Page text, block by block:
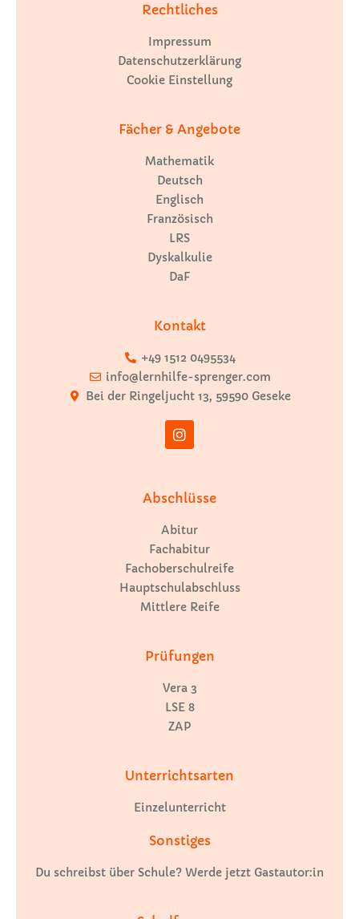
Rechtliches
Impressum
Datenschutzerklärung
Cookie Einstellung
Fächer & Angebote
Mathematik
Deutsch
Englisch
Französisch
LRS
Dyskalkulie
DaF
Kontakt
+49 1512 0495534
info@lernhilfe-sprenger.com
Bei der Ringeljucht 13, 59590 Geseke
Abschlüsse
Abitur
Fachabitur
Fachoberschulreife
Hauptschulabschluss
Mittlere Reife
Prüfungen
Vera 3
LSE 8
ZAP
Unterrichtsarten
Einzelunterricht
Sonstiges
Du schreibst über Schule? Werde jetzt Gastautor:in